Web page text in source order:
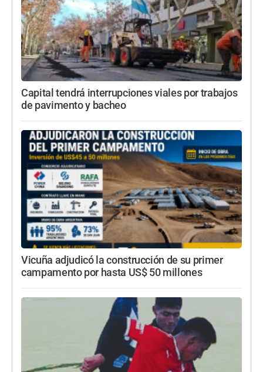
Capital tendrá interrupciones viales por trabajos
de pavimento y bacheo
Vicuña adjudicó la construcción de su primer
campamento por hasta US$ 50 millones